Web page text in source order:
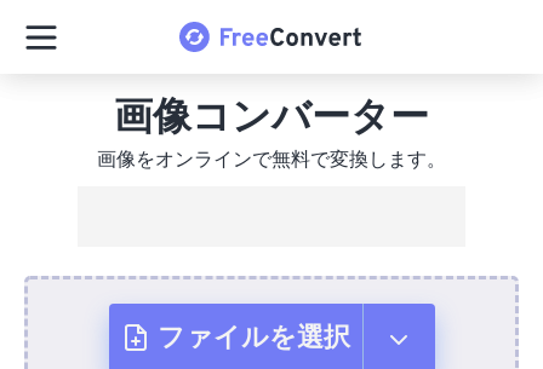
画像コンバーター
画像をオンラインで無料で変換します。
ファイルを選択